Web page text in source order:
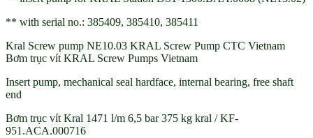
** with serial no.: 385409, 385410, 385411
Kral Screw pump NE10.03 KRAL Screw Pump CTC Vietnam
Bơm trục vít KRAL Screw Pumps Vietnam
Insert pump, mechanical seal hardface, internal bearing, free shaft
end
Bơm trục vít Kral 1471 l/m 6,5 bar 375 kg kral / KF-
951.ACA.000716